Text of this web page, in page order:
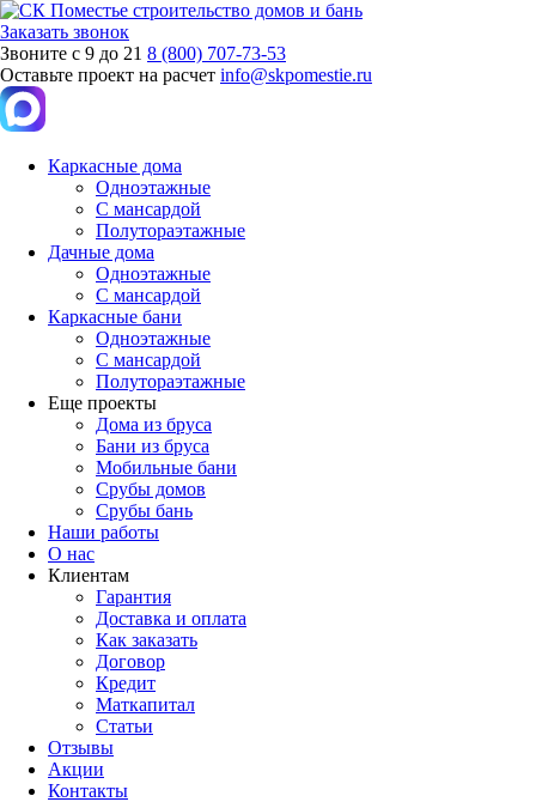
Заказать звонок
Звоните с 9 до 21 8 (800) 707-73-53
Оставьте проект на расчет info@skpomestie.ru
Каркасные дома
Одноэтажные
С мансардой
Полутораэтажные
Дачные дома
Одноэтажные
С мансардой
Каркасные бани
Одноэтажные
С мансардой
Полутораэтажные
Еще проекты
Дома из бруса
Бани из бруса
Мобильные бани
Срубы домов
Срубы бань
Наши работы
О нас
Клиентам
Гарантия
Доставка и оплата
Как заказать
Договор
Кредит
Маткапитал
Статьи
Отзывы
Акции
Контакты